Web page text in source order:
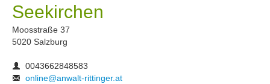
Seekirchen
Moosstraße 37
5020 Salzburg
0043662848583
online@anwalt-rittinger.at